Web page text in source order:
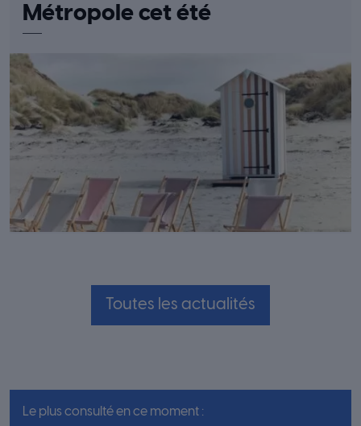
Métropole cet été
Toutes les actualités
Le plus consulté en ce moment :